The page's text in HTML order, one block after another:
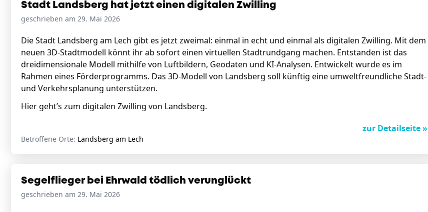
Stadt Landsberg hat jetzt einen digitalen Zwilling
geschrieben am 29. Mai 2026
Die Stadt Landsberg am Lech gibt es jetzt zweimal: einmal in echt und einmal als digitalen Zwilling. Mit dem
neuen 3D-Stadtmodell könnt ihr ab sofort einen virtuellen Stadtrundgang machen. Entstanden ist das
dreidimensionale Modell mithilfe von Luftbildern, Geodaten und KI-Analysen. Entwickelt wurde es im
Rahmen eines Förderprogramms. Das 3D-Modell von Landsberg soll künftig eine umweltfreundliche Stadt-
und Verkehrsplanung unterstützen.
Hier geht’s zum digitalen Zwilling von Landsberg.
zur Detailseite »
Betroffene Orte: Landsberg am Lech
Segelflieger bei Ehrwald tödlich verunglückt
geschrieben am 29. Mai 2026